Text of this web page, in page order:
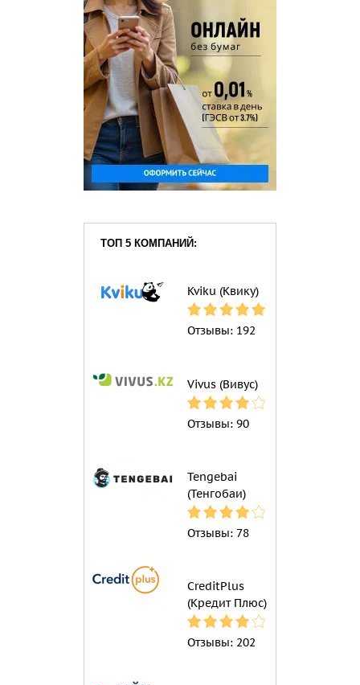
ТОП 5 КОМПАНИЙ:
Kviku (Квику)
Отзывы: 192
Vivus (Вивус)
Отзывы: 90
Tengebai
(Тенгобаи)
Отзывы: 78
CreditPlus
(Кредит Плюс)
Отзывы: 202